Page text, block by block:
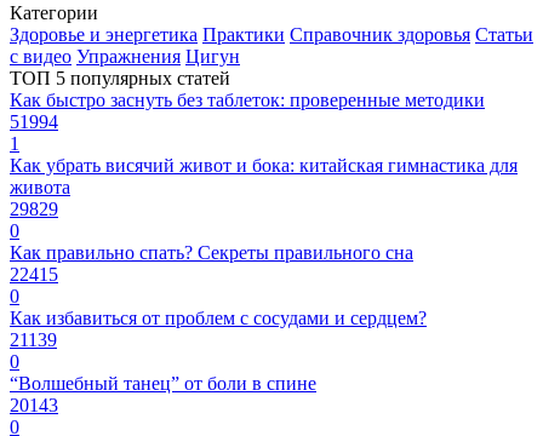
Категории
Здоровье и энергетика Практики Справочник здоровья Статьи
с видео Упражнения Цигун
ТОП 5 популярных статей
Как быстро заснуть без таблеток: проверенные методики
51994
1
Как убрать висячий живот и бока: китайская гимнастика для
живота
29829
0
Как правильно спать? Секреты правильного сна
22415
0
Как избавиться от проблем с сосудами и сердцем?
21139
0
“Волшебный танец” от боли в спине
20143
0